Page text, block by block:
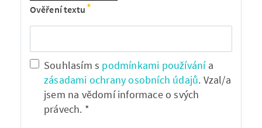
Ověření textu
Souhlasím s podmínkami používánía
zásadami ochrany osobních údajů. Vzal/a
jsem na vědomí informace o svých
právech. *